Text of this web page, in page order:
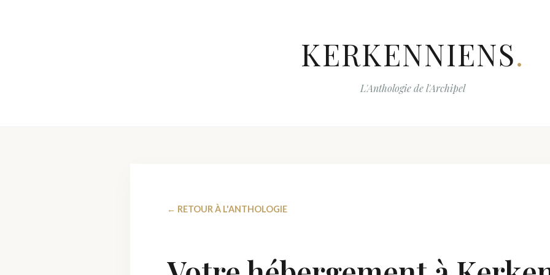
KERKENNIENS.
L'Anthologie de l'Archipel
← RETOUR À L'ANTHOLOGIE